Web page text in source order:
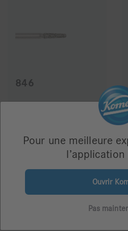
846
68,76 €
Pour une meilleure
l’application
Ouvrir
Pas